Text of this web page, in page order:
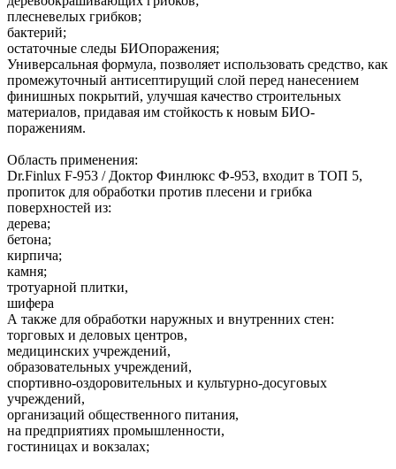
плесневелых грибков;
бактерий;
остаточные следы БИОпоражения;
Универсальная формула, позволяет использовать средство, как
промежуточный антисептирущий слой перед нанесением
финишных покрытий, улучшая качество строительных
материалов, придавая им стойкость к новым БИО-
поражениям.
Область применения:
Dr.Finlux F-953 / Доктор Финлюкс Ф-953, входит в ТОП 5,
пропиток для обработки против плесени и грибка
поверхностей из:
дерева;
бетона;
кирпича;
камня;
тротуарной плитки,
шифера
А также для обработки наружных и внутренних стен:
торговых и деловых центров,
медицинских учреждений,
образовательных учреждений,
спортивно-оздоровительных и культурно-досуговых
учреждений,
организаций общественного питания,
на предприятиях промышленности,
гостиницах и вокзалах;